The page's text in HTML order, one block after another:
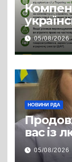
05/08/2026
НОВИНИ РДА
вас із
05/08/2026